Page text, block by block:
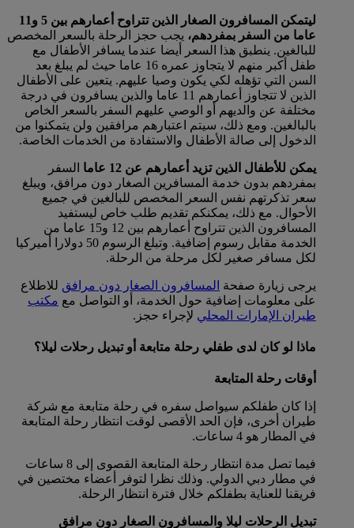
ليتمكن المسافرون الصغار الذين تتراوح أعمارهم بين 5 و11
عاما من السفر بمفردهم، يجب حجز الرحلة بالسعر المخصص
للبالغين. ينطبق هذا السعر أيضا عندما يسافر الأطفال مع
طفل أكبر منهم لا يتجاوز عمره 16 عاما حيث لم يبلغ بعد
السن التي تؤهله لكي يكون وصيا عليهم. يتعين على الأطفال
الذين لا تتجاوز أعمارهم 11 عاما والذين يسافرون في درجة
مختلفة عن والديهم أو الوصي عليهم السفر بالسعر الخاص
بالبالغين. ومع ذلك، سيتم اعتبارهم مرافقين ولن يتمكنوا من
الدخول إلى صالة الأطفال والاستفادة من الخدمات الخاصة.
يمكن للأطفال الذين تزيد أعمارهم عن 12 عاما
السفر
بمفردهم بدون خدمة المسافرين الصغار دون مرافق، ويبلغ
سعر تذكرتهم نفس السعر المخصص للبالغين في جميع
الأحوال. مع ذلك، يمكنكم تقديم طلب خاص ليستفيد
المسافرون الذين تتراوح أعمارهم بين 12 و15 عاما من
الخدمة مقابل رسوم إضافية. وتبلغ الرسوم 50 دولارا أميركيا
لكل مسافر صغير لكل مرحلة من الرحلة.
يرجى زيارة صفحة المسافرون الصغار دون مرافق للاطلاع
على معلومات إضافية حول الخدمة، أو التواصل مع مكتب
طيران الإمارات المحلي لإجراء حجز.
ماذا لو كان لدى طفلي رحلة متابعة أو تبديل رحلات ليلا؟
أوقات رحلة المتابعة
إذا كان طفلكم سيواصل سفره في رحلة متابعة مع شركة
طيران أخرى، فإن الحد الأقصى لوقت انتظار رحلة المتابعة
في المطار هو 4 ساعات.
فيما تصل مدة انتظار رحلة المتابعة القصوى إلى 8 ساعات
في مطار دبي الدولي. وذلك نظرا لتوفر أعضاء مختصين في
فريقنا للعناية بطفلكم خلال فترة انتظار الرحلة.
تبديل الرحلات ليلا والمسافرون الصغار دون مرافق